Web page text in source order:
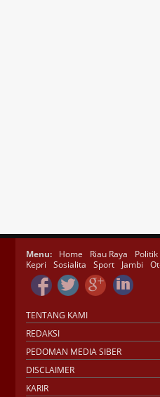
Menu: Home Riau Raya Politik
Kepri
Sosialita Sport Jambi
TENTANG KAMI
REDAKSI
PEDOMAN MEDIA SIBER
DISCLAIMER
KARIR